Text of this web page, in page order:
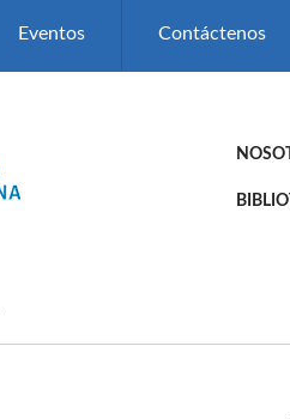
Eventos Contáctenos